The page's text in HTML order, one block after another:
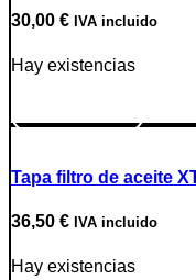
30,00 € IVA incluido
Hay existencias
Tapa filtro de aceite
36,50 € IVA incluido
Hay existencias